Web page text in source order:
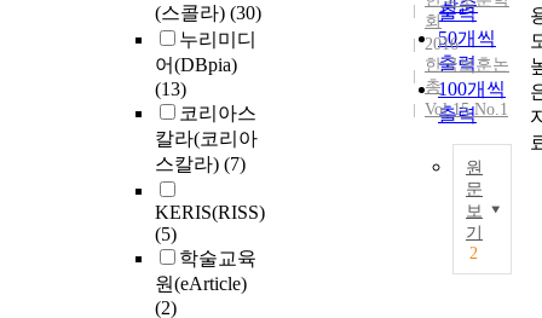
(스콜라) (30)
누리미디
어(DBpia)
(13)
코리아스
칼라(코리아
스칼라) (7)
KERIS(RISS)
(5)
학술교육
원(eArticle)
(2)
관순
출력
50개씩
출력
100개씩
출력
회
2016
한국보훈논
총
Vol.15 No.1
원
문
보
기
2